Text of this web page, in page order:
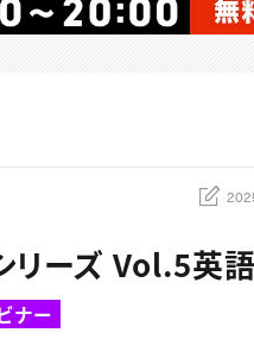
ーズ Vol.5英
ナー